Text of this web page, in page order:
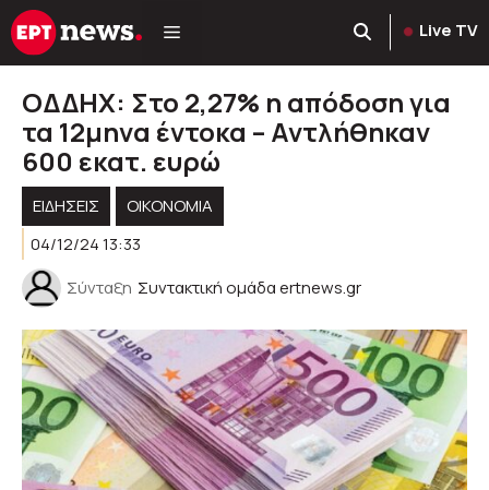
Μετάβαση
σε
Live TV
ΟΔΔΗΧ: Στο 2,27% η απόδοση για
τα 12μηνα έντοκα – Αντλήθηκαν
600 εκατ. ευρώ
ΕΙΔΗΣΕΙΣ
ΟΙΚΟΝΟΜΙΑ
04/12/24 13:33
Σύνταξη Συντακτική ομάδα ertnews.gr